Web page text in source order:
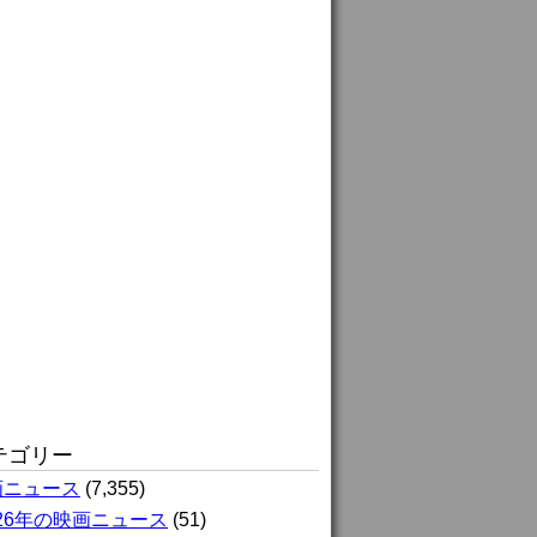
ゴリー
ュース (7,355)
年の映画ニュース (51)